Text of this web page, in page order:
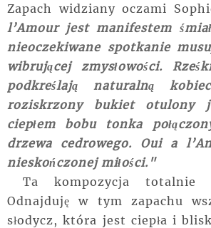
Zapach widziany oczami
l’Amour jest manifestem
nieoczekiwane spotkanie
wibrującej zmysłowości.
podkreślają naturalną
roziskrzony bukiet otulony
ciepłem bobu tonka
drzewa cedrowego. Oui a
nieskończonej miłości."
Ta kompozycja totalnie
Odnajduję w tym zapachu
słodycz, która jest ciepła i